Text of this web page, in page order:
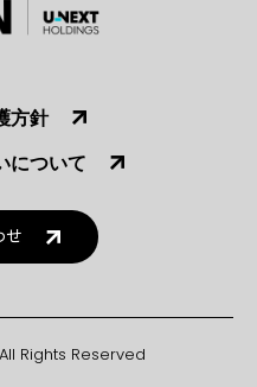
方針
について
せ
All Rights Reserved